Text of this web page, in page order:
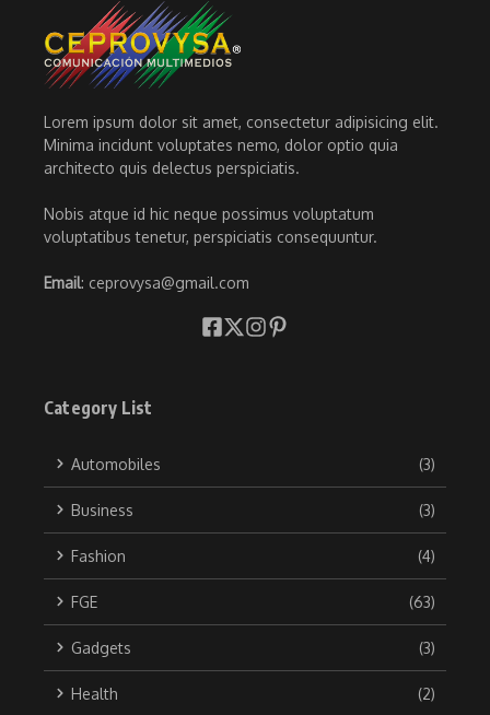
Lorem ipsum dolor sit amet, consectetur adipisicing elit.
Minima incidunt voluptates nemo, dolor optio quia
architecto quis delectus perspiciatis.
Nobis atque id hic neque possimus voluptatum
voluptatibus tenetur, perspiciatis consequuntur.
Email: ceprovysa@gmail.com
Category List
Automobiles (3)
Business (3)
Fashion (4)
FGE (63)
Gadgets (3)
Health (2)